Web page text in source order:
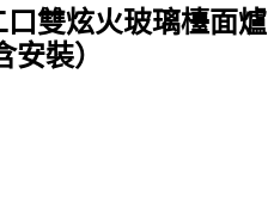
口雙炫火玻璃檯面爐
裝）